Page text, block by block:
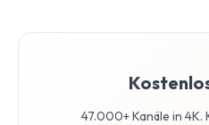
47.000+ Kanäle in 4K.